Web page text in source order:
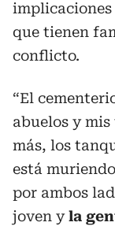
que tienen
conflicto.
“El
abuelos y
más, los
está
por ambos
joven yla